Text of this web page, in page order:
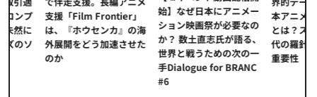
支援「Film Frontier」
は、『ホウセンカ』の海
外展開をどう加速させた
始】なぜ日本にアニメー
ション映画祭が必要なの
か？ 数土直志氏が語る、
世界と戦うための次の一
手Dialogue for BRANC
本アニメの「真
とは？ストリー
代の羅針盤「デ
重要性